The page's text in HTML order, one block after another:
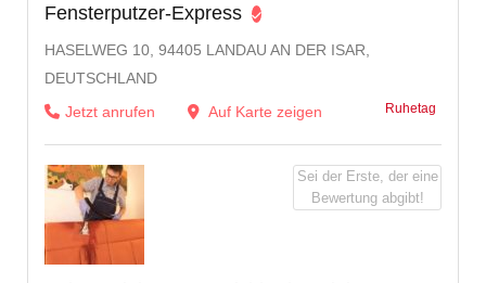
Fensterputzer-Express
HASELWEG 10, 94405 LANDAU AN DER ISAR,
DEUTSCHLAND
Jetzt anrufen
Auf Karte zeigen Ruhetag
Sei der Erste, der eine
Bewertung abgibt!